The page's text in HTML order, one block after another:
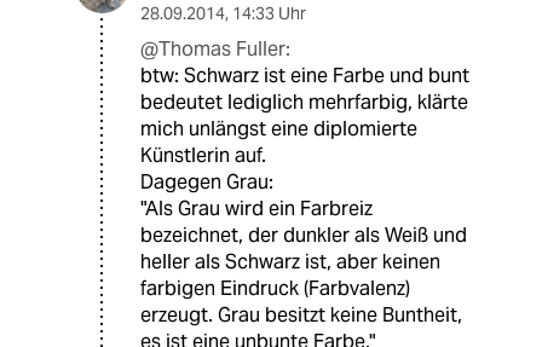
28.09.2014, 14:33 Uhr
@Thomas Fuller:
btw: Schwarz ist eine Farbe und bunt
bedeutet lediglich mehrfarbig, klärte
mich unlängst eine diplomierte
Künstlerin auf.
Dagegen Grau:
"Als Grau wird ein Farbreiz
bezeichnet, der dunkler als Weiß und
heller als Schwarz ist, aber keinen
farbigen Eindruck (Farbvalenz)
erzeugt. Grau besitzt keine Buntheit,